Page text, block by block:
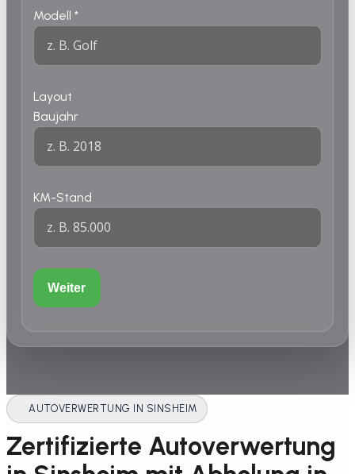
Modell *
Layout
Baujahr
KM-Stand
Weiter
AUTOVERWERTUNG IN SINSHEIM
Zertifizierte Autoverwertung